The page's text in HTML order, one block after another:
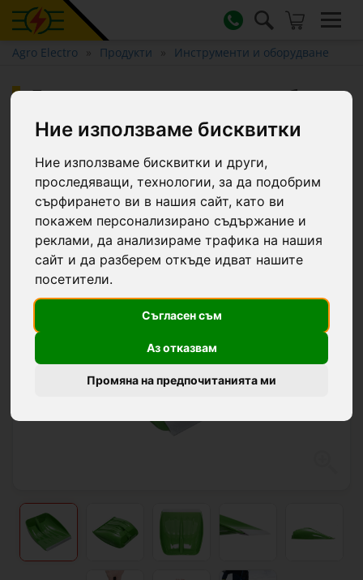
Ние използваме бисквитки
Ние използваме бисквитки и други,
проследяващи, технологии, за да подобрим
сърфирането ви в нашия сайт, като ви
покажем персонализирано съдържание и
реклами, да анализираме трафика на нашия
сайт и да разберем откъде идват нашите
посетители.
Съгласен съм
Аз отказвам
Промяна на предпочитанията ми
Agro Electro Продукти Инструменти и оборудване
Лопата за зърно и сняг, без
дръжка, 40 × 42 см